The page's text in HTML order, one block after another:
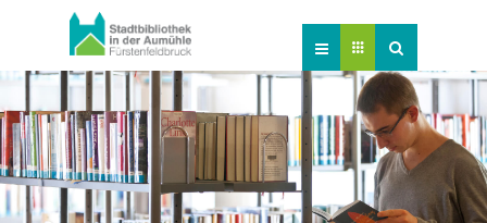
Online-Katalog
Verlängerung
Veranstaltungen
Kontakt